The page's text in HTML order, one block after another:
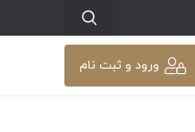
ورود و ثبت نام